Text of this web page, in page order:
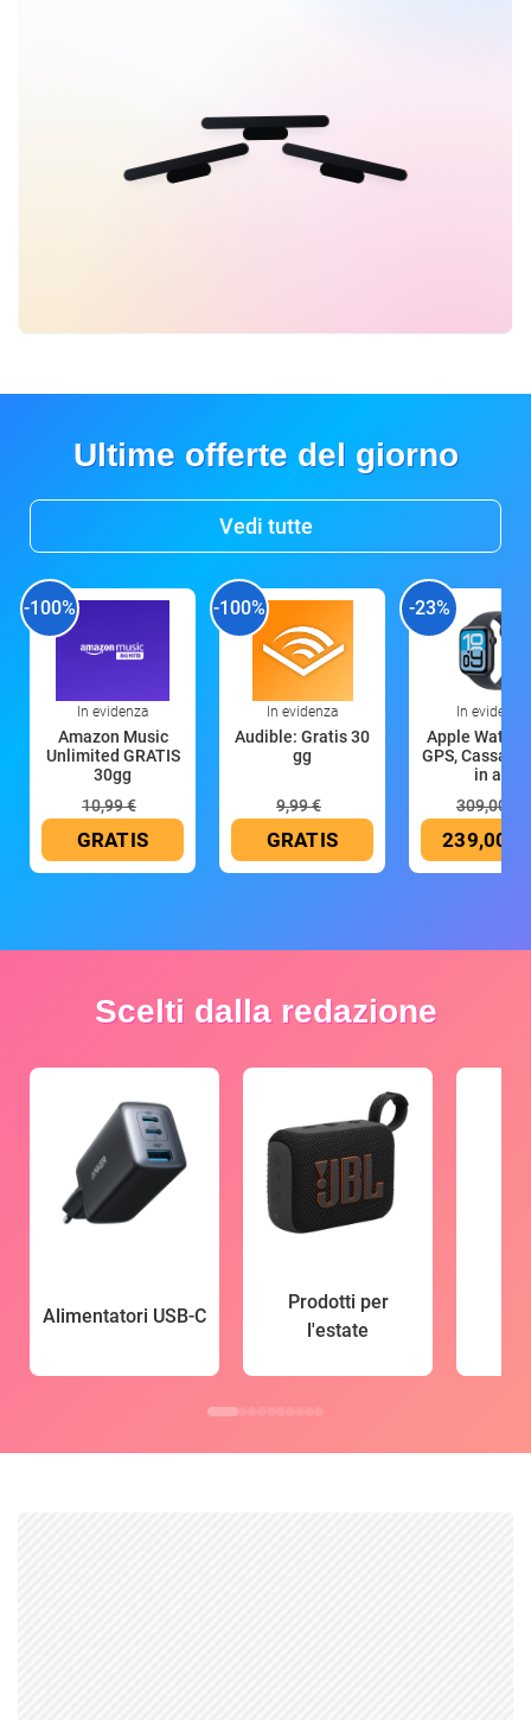
Ultime offerte del giorno
Vedi tutte
-100%
In evidenza
Amazon Music
Unlimited GRATIS
30gg
10,99 €
GRATIS
-100%
In evidenza
Audible: Gratis 30
gg
9,99 €
GRATIS
-23%
In evidenza
Apple Watch
GPS, Cassa
in all
309,00 €
239,00 €
Scelti dalla redazione
Alimentatori USB-C
Prodotti per
l'estate